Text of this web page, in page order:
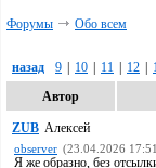
Форумы Обо всем
назад 9 10 11 12
Автор
ZUB Алексей
observer (23.04.2026
Я же образно, без